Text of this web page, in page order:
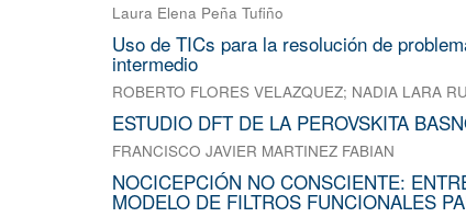
Laura Elena Peña Tufiño
Uso de TICs para la resolución de
intermedio
ROBERTO FLORES VELAZQUEZ; NADIA LARA
ESTUDIO DFT DE LA PEROVSKITA
FRANCISCO JAVIER MARTINEZ FABIAN
NOCICEPCIÓN NO CONSCIENTE:
MODELO DE FILTROS FUNCIONALES